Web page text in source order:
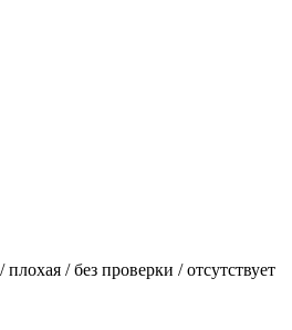
/ без проверки / отсутствует